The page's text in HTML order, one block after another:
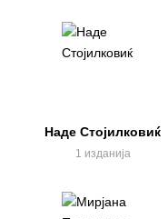
Наде Стојилковиќ
1 изданија